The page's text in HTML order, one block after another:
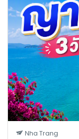
Nha Trang